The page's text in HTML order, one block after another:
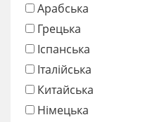
Арабська
Грецька
Іспанська
Італійська
Китайська
Німецька